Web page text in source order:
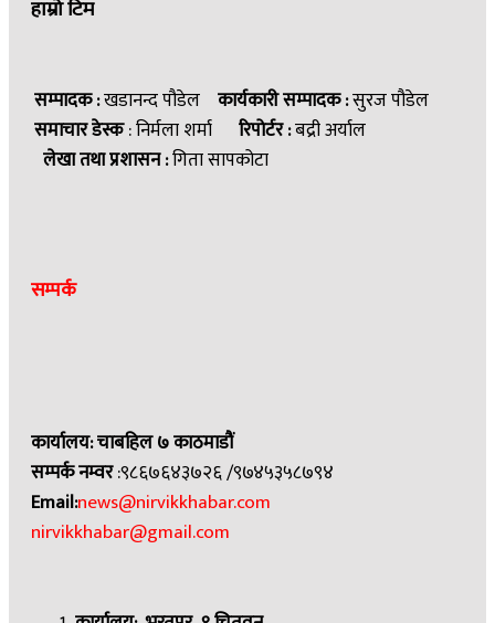
हाम्रो टिम
सम्पादक :खडानन्द पौडेल कार्यकारी सम्पादक :सुरज पौडेल
समाचार डेस्क: निर्मला शर्मा रिपोर्टर :बद्री अर्याल
लेखा तथा प्रशासन :गिता सापकोटा
सम्पर्क
कार्यालय: चाबहिल ७ काठमाडौं
सम्पर्क नम्वर:९८६७६४३७२६ /९७४५३५८७९४
Email:news@nirvikkhabar.com
nirvikkhabar@gmail.com